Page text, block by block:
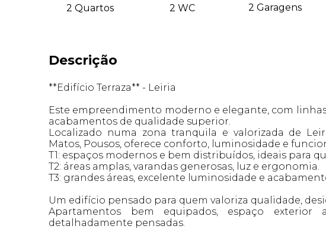
2 Quartos 2 WC 2 Garagens
Descrição
**Edifício Terraza** - Leiria
Este empreendimento moderno e elegante, com
acabamentos de qualidade superior.
Localizado numa zona tranquila e valorizada de
Matos, Pousos, oferece conforto, luminosidade e
T1: espaços modernos e bem distribuídos, ideais para
T2: áreas amplas, varandas generosas, luz e ergonomia.
T3: grandes áreas, excelente luminosidade e
Um edifício pensado para quem valoriza qualidade,
Apartamentos bem equipados, espaço exterior
detalhadamente pensadas.